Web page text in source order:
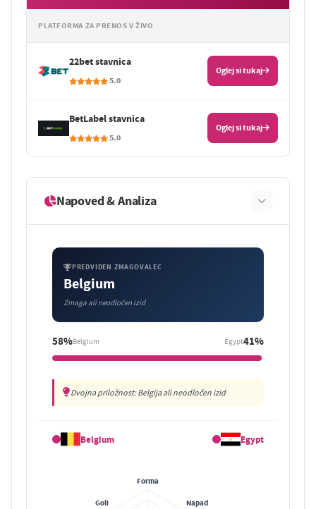
PLATFORMA ZA PRENOS V ŽIVO
22bet stavnica
5.0
Oglej si tukaj
BetLabel stavnica
5.0
Oglej si tukaj
Napoved & Analiza
PREDVIDEN ZMAGOVALEC
Belgium
Zmaga ali neodločen izid
58%Belgium Egypt41%
Dvojna priložnost: Belgija ali neodločen izid
Belgium Egypt